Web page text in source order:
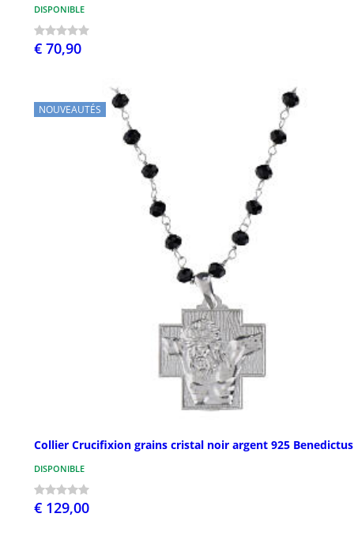
DISPONIBLE
€ 70,90
NOUVEAUTÉS
Collier Crucifixion grains cristal noir argent 925 Benedictus
DISPONIBLE
€ 129,00